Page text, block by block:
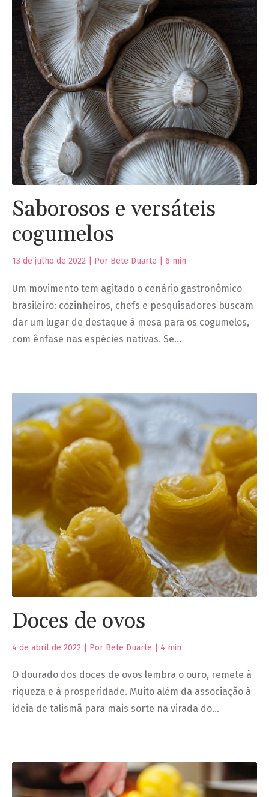
Saborosos e versáteis
cogumelos
13 de julho de 2022 | Por Bete Duarte | 6 min
Um movimento tem agitado o cenário gastronômico
brasileiro: cozinheiros, chefs e pesquisadores buscam
dar um lugar de destaque à mesa para os cogumelos,
com ênfase nas espécies nativas. Se…
Doces de ovos
4 de abril de 2022 | Por Bete Duarte | 4 min
O dourado dos doces de ovos lembra o ouro, remete à
riqueza e à prosperidade. Muito além da associação à
ideia de talismã para mais sorte na virada do…